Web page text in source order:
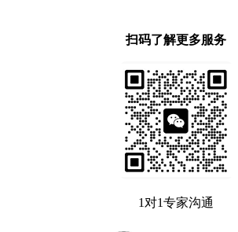
扫码了解更多服务
1对1专家沟通